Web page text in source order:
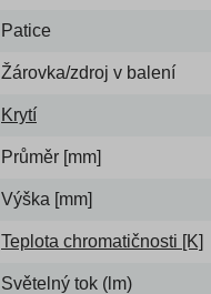
Patice
Žárovka/zdroj v balení
Krytí
Průměr [mm]
Výška [mm]
Teplota chromatičnosti [K]
Světelný tok (lm)